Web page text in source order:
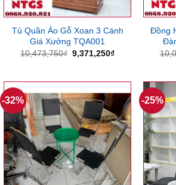
Tủ Quần Áo Gỗ Xoan 3 Cánh
Giá Xưởng TQA001
10,473,750₫ Giá
9,371,250₫Giá
9,371,250₫.
Đồng
-32% -25%